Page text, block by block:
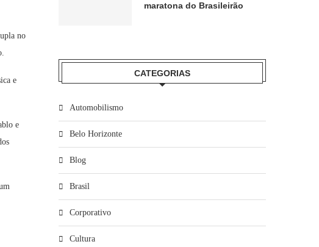
no
e
e
maratona do Brasileirão
CATEGORIAS
Automobilismo
Belo Horizonte
Blog
Brasil
Corporativo
Cultura